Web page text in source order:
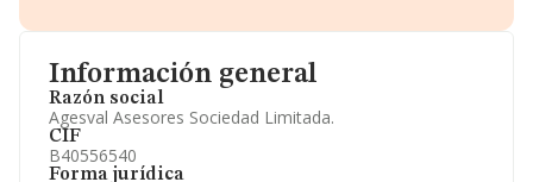
Información general
Razón social
Agesval Asesores Sociedad Limitada.
CIF
B40556540
Forma jurídica
Información oficial y registral complementaria.